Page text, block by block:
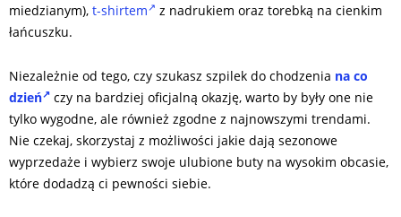
miedzianym), t-shirtem
z nadrukiem oraz torebką na cienkim
łańcuszku.
Niezależnie od tego, czy szukasz szpilek do chodzenia na co
dzień
czy na bardziej oficjalną okazję, warto by były one nie
tylko wygodne, ale również zgodne z najnowszymi trendami.
Nie czekaj, skorzystaj z możliwości jakie dają sezonowe
wyprzedaże i wybierz swoje ulubione buty na wysokim obcasie,
które dodadzą ci pewności siebie.